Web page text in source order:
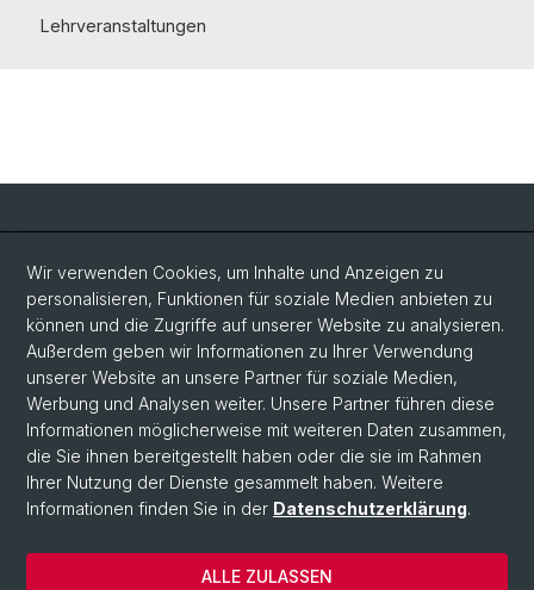
Lehrveranstaltungen
Social Media
LinkedIn
Bluesky
Vimeo
© Universität Basel
Datenschutzerklärung
Wir verwenden Cookies, um Inhalte und Anzeigen zu
personalisieren, Funktionen für soziale Medien anbieten zu
können und die Zugriffe auf unserer Website zu analysieren.
Außerdem geben wir Informationen zu Ihrer Verwendung
unserer Website an unsere Partner für soziale Medien,
Werbung und Analysen weiter. Unsere Partner führen diese
Informationen möglicherweise mit weiteren Daten zusammen,
die Sie ihnen bereitgestellt haben oder die sie im Rahmen
Ihrer Nutzung der Dienste gesammelt haben. Weitere
Informationen finden Sie in der Datenschutzerklärung.
ALLE ZULASSEN